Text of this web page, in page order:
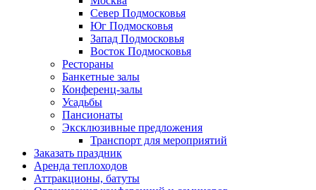
Север Подмосковья
Юг Подмосковья
Запад Подмосковья
Восток Подмосковья
Рестораны
Банкетные залы
Конференц-залы
Усадьбы
Пансионаты
Эксклюзивные предложения
Транспорт для мероприятий
Заказать праздник
Аренда теплоходов
Аттракционы, батуты